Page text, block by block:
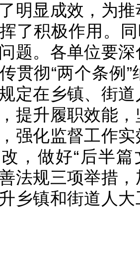
明显成效，为
了积极作用。
题。各单位要
贯彻“两个条例
定在乡镇、街
提升履职效能
强化监督工作
，做好“后半
法规三项举措
乡镇和街道人